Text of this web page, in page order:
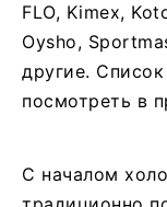
FLO, Kimex,
Oysho,
другие.
посмотреть в
С началом